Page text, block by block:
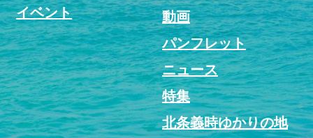
イベント
動画
パンフレット
ニュース
特集
北条義時ゆかりの地